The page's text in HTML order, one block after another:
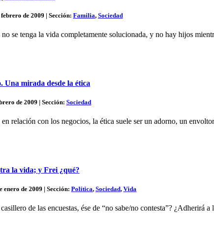
de 2009 | Sección: Familia, Sociedad
se tenga la vida completamente solucionada, y no hay hijos
Una mirada desde la ética
de 2009 | Sección: Sociedad
relación con los negocios, la ética suele ser un adorno, un
la vida; y Frei ¿qué?
de 2009 | Sección: Política, Sociedad, Vida
de las encuestas, ése de “no sabe/no contesta”?